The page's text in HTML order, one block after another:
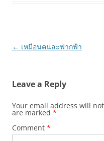
Post
← เหมือนคนละฟากฟ้า
Leave a Reply
Your email address will
are marked *
Comment *